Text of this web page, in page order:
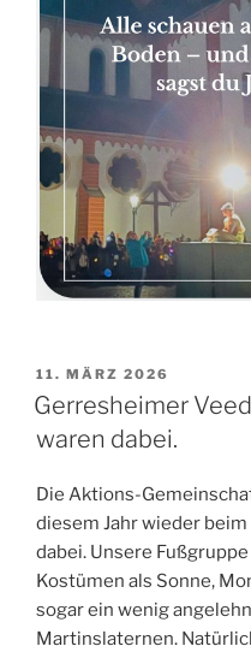
VERÖFFENTLICHT
AM
11. MÄRZ 2026
Gerresheimer
waren dabei.
Die Aktions-
diesem Jahr wieder
dabei. Unsere
Kostümen als Sonne,
sogar ein wenig
Martinslaternen.